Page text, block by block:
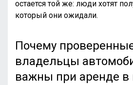
остается той же: люди хотят
который они ожидали.
Почему
владельцы
важны при аренде в